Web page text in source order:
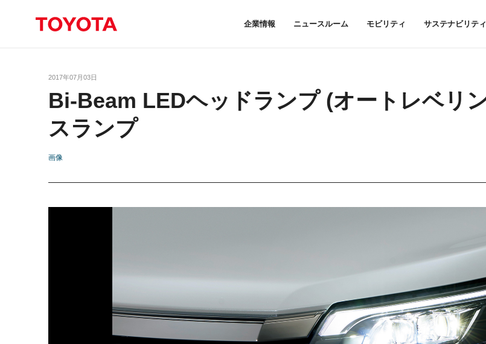
企業情報 ニュースルーム モビリティ サステナビリティ
2017年07月03日
Bi-Beam LEDヘッドランプ (オートレベリ
スランプ
画像